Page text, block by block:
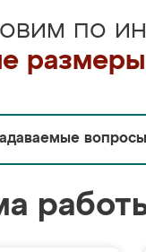
по
вопросы